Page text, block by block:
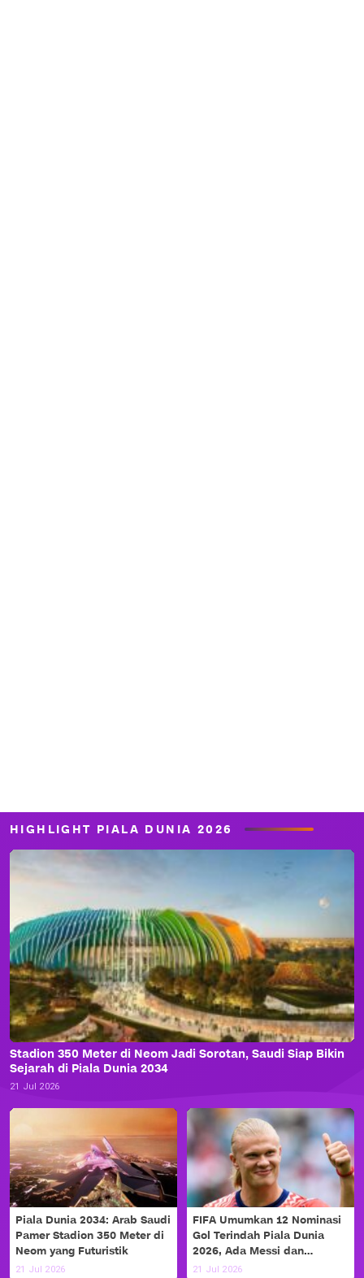
HIGHLIGHT PIALA DUNIA 2026
Stadion 350 Meter di Neom Jadi Sorotan, Saudi Siap Bikin
Sejarah di Piala Dunia 2034
21 Jul 2026
Piala Dunia 2034: Arab Saudi
Pamer Stadion 350 Meter di
Neom yang Futuristik
21 Jul 2026
FIFA Umumkan 12 Nominasi
Gol Terindah Piala Dunia
2026, Ada Messi dan
Haaland!
21 Jul 2026